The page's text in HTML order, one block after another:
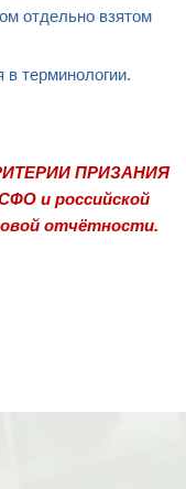
отдельно взятом
в терминологии.
ПРИЗАНИЯ
и российской
отчётности.